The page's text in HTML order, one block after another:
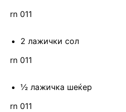
rn 011
2 лажички сол
rn 011
½ лажичка шеќер
rn 011